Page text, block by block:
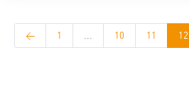
< 1 10 11 12